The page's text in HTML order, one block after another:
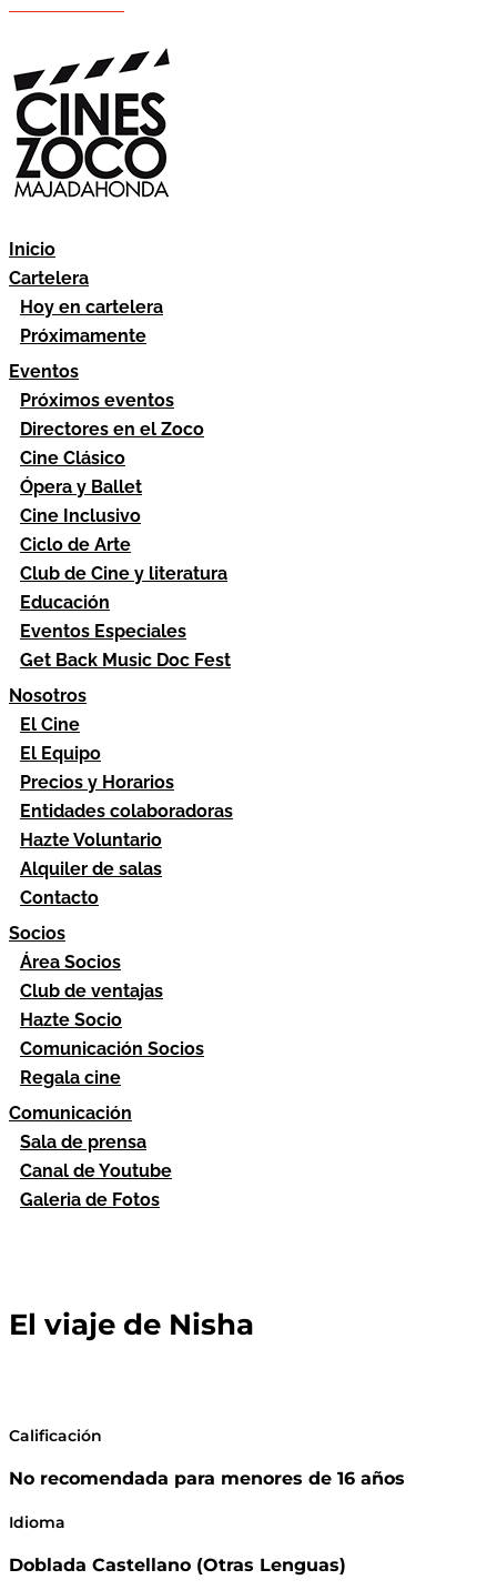
Inicio
Cartelera
Hoy en cartelera
Próximamente
Eventos
Próximos eventos
Directores en el Zoco
Cine Clásico
Ópera y Ballet
Cine Inclusivo
Ciclo de Arte
Club de Cine y literatura
Educación
Eventos Especiales
Get Back Music Doc Fest
Nosotros
El Cine
El Equipo
Precios y Horarios
Entidades colaboradoras
Hazte Voluntario
Alquiler de salas
Contacto
Socios
Área Socios
Club de ventajas
Hazte Socio
Comunicación Socios
Regala cine
Comunicación
Sala de prensa
Canal de Youtube
Galeria de Fotos
El viaje de Nisha
Calificación
No recomendada para menores de 16 años
Idioma
Doblada Castellano (Otras Lenguas)